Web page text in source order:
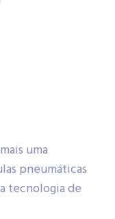
uma
pneumáticas
tecnologia de